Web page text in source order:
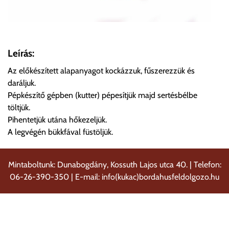
Leírás:
Az előkészített alapanyagot kockázzuk, fűszerezzük és
daráljuk.
Pépkészítő gépben (kutter) pépesítjük majd sertésbélbe
töltjük.
Pihentetjük utána hőkezeljük.
A legvégén bükkfával füstöljük.
Mintaboltunk: Dunabogdány, Kossuth Lajos utca 40. | Telefon:
06-26-390-350 | E-mail: info(kukac)bordahusfeldolgozo.hu